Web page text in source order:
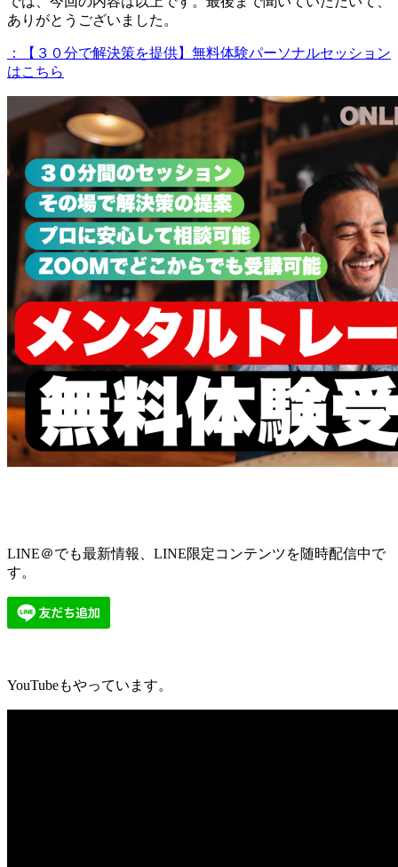
ありがとうございました。
：【３０分で解決策を提供】無料体験パーソナルセッション
はこちら
LINE＠でも最新情報、LINE限定コンテンツを随時配信中で
す。
YouTubeもやっています。